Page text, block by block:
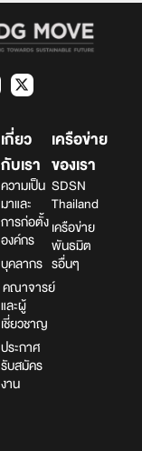
เกี่ยว
กับเรา
ความเป็น
มาและ
การก่อตั้ง
องค์กร
บุคลากร
คณาจารย์
และผู้
เชี่ยวชาญ
ประกาศ
รับสมัคร
งาน
เครือข่าย
ของเรา
SDSN
Thailand
เครือข่าย
พันธมิต
รอื่นๆ